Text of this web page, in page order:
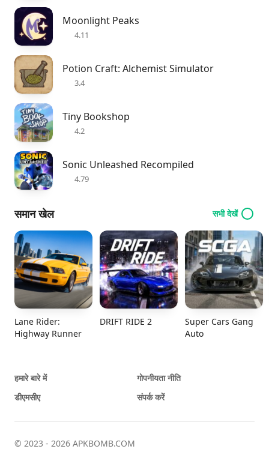
Moonlight Peaks
4.11
Potion Craft: Alchemist Simulator
3.4
Tiny Bookshop
4.2
Sonic Unleashed Recompiled
4.79
समान खेल सभी देखें
Lane Rider:
Highway Runner
DRIFT RIDE 2
Super Cars Gang
Auto
हमारे बारे में
गोपनीयता नीति
डीएमसीए
संपर्क करें
© 2023 - 2026 APKBOMB.COM